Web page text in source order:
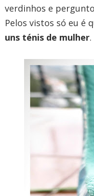
verdinhos e
Pelos vistos só eu é
uns ténis de mulher.